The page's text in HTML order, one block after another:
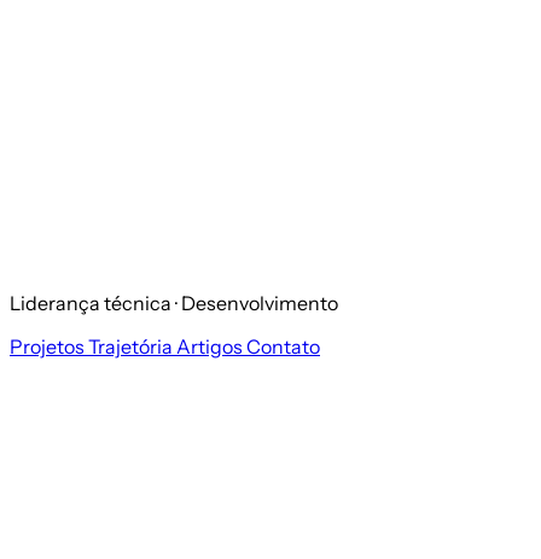
Liderança técnica · Desenvolvimento
Projetos Trajetória Artigos Contato